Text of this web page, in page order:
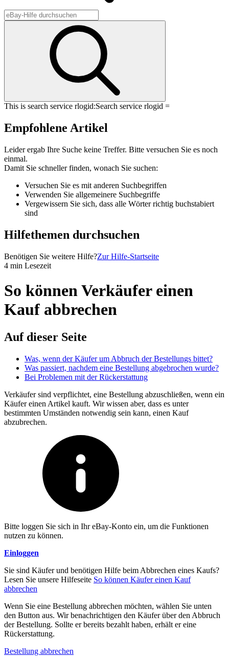
This is search service rlogid:Search service rlogid =
Empfohlene Artikel
Leider ergab Ihre Suche keine Treffer. Bitte versuchen Sie es noch
einmal.
Damit Sie schneller finden, wonach Sie suchen:
Versuchen Sie es mit anderen Suchbegriffen
Verwenden Sie allgemeinere Suchbegriffe
Vergewissern Sie sich, dass alle Wörter richtig buchstabiert
sind
Hilfethemen durchsuchen
Benötigen Sie weitere Hilfe?Zur Hilfe-Startseite
4 min Lesezeit
So können Verkäufer einen
Kauf abbrechen
Auf dieser Seite
Was, wenn der Käufer um Abbruch der Bestellungs bittet?
Was passiert, nachdem eine Bestellung abgebrochen wurde?
Bei Problemen mit der Rückerstattung
Verkäufer sind verpflichtet, eine Bestellung abzuschließen, wenn ein
Käufer einen Artikel kauft. Wir wissen aber, dass es unter
bestimmten Umständen notwendig sein kann, einen Kauf
abzubrechen.
Bitte loggen Sie sich in Ihr eBay-Konto ein, um die Funktionen
nutzen zu können.
Einloggen
Sie sind Käufer und benötigen Hilfe beim Abbrechen eines Kaufs?
Lesen Sie unsere Hilfeseite So können Käufer einen Kauf
abbrechen
Wenn Sie eine Bestellung abbrechen möchten, wählen Sie unten
den Button aus. Wir benachrichtigen den Käufer über den Abbruch
der Bestellung. Sollte er bereits bezahlt haben, erhält er eine
Rückerstattung.
Bestellung abbrechen